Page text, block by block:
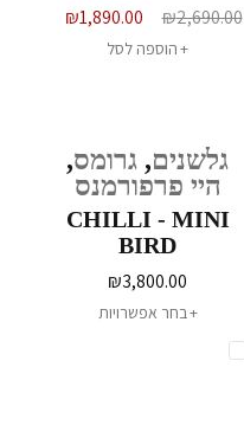
₪2,690.00
₪1,890.00
הוספה לסל
גלשנים, גרומס,
היי פרפורמנס
CHILLI - MINI
BIRD
₪3,800.00
בחר אפשרויות